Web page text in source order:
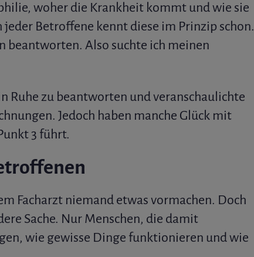
woher die Krankheit kommt und wie sie
Betroffene kennt diese im Prinzip schon.
beantworten. Also suchte ich meinen
Ruhe zu beantworten und veranschaulichte
Jedoch haben manche Glück mit
3 führt.
Facharzt niemand etwas vormachen. Doch
Sache. Nur Menschen, die damit
wie gewisse Dinge funktionieren und wie